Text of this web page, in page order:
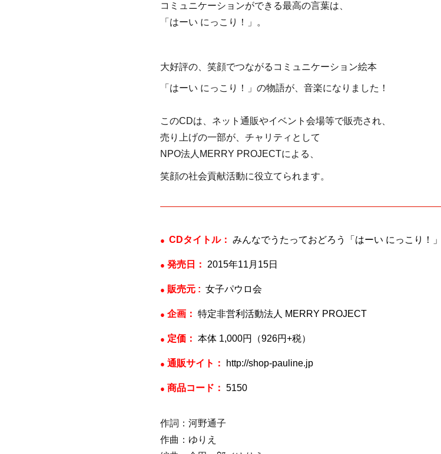
コミュニケーションができる最高の言葉は、
「はーい にっこり！」。
大好評の、笑顔でつながるコミュニケーション絵本
「はーい にっこり！」の物語が、音楽になりました！
このCDは、ネット通販やイベント会場等で販売され、
売り上げの一部が、チャリティとして
NPO法人MERRY PROJECTによる、
笑顔の社会貢献活動に役立てられます。
● CDタイトル： みんなでうたっておどろう「はーい にっこり！」
● 発売日： 2015年11月15日
● 販売元 : 女子パウロ会
● 企画： 特定非営利活動法人 MERRY PROJECT
● 定価： 本体 1,000円（926円+税）
● 通販サイト： http://shop-pauline.jp
● 商品コード： 5150
作詞：河野通子
作曲：ゆりえ